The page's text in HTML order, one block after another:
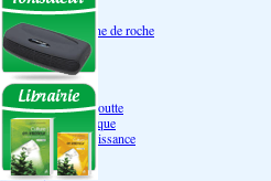
Fibre Coco
Billes d'argile- Laine de roche
Irrigation
Orchidées
Système NFT
Ultraponie
Système goutte à goutte
Système Aéroponique
Bouturage Pre Croissance
TerraPonie
Accessoires